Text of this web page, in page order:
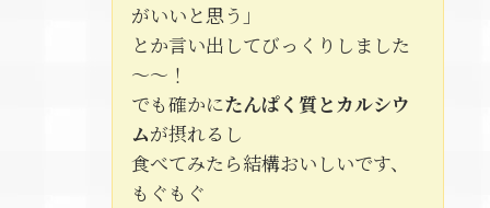
がいいと思う」
とか言い出してびっくりしました
～～！
でも確かにたんぱく質とカルシウ
ムが摂れるし
食べてみたら結構おいしいです、
もぐもぐ